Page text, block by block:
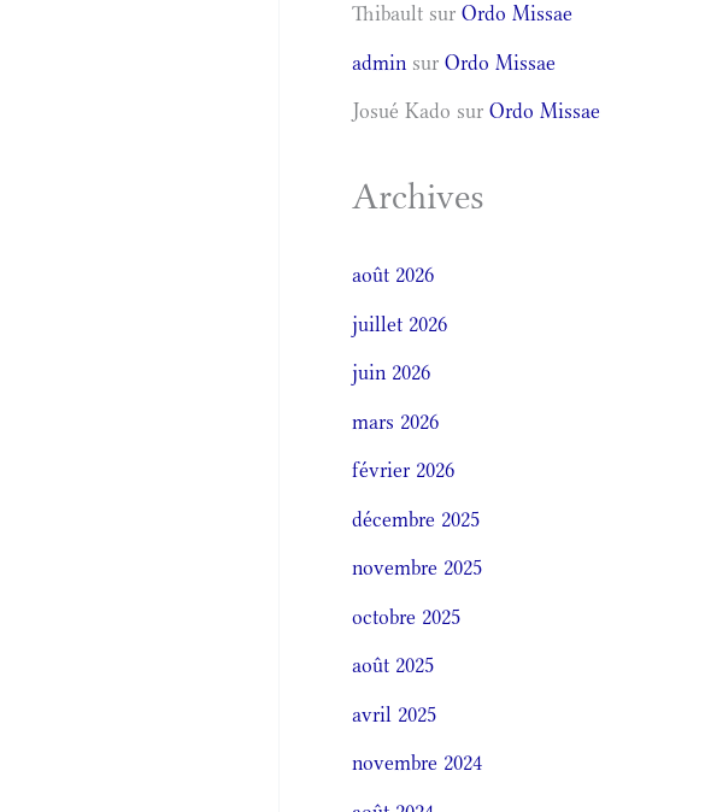
Thibault surOrdo Missae
admin surOrdo Missae
Josué Kado surOrdo Missae
Archives
août 2026
juillet 2026
juin 2026
mars 2026
février 2026
décembre 2025
novembre 2025
octobre 2025
août 2025
avril 2025
novembre 2024